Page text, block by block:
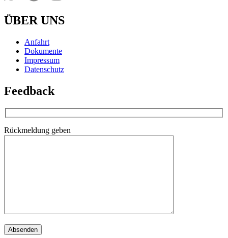
ÜBER UNS
Anfahrt
Dokumente
Impressum
Datenschutz
Feedback
Rückmeldung geben